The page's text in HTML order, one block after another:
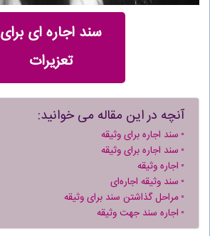
سند اجاره ای برای
تعزیرات
آنچه در این مقاله می خوانید:
سند اجاره برای وثیقه
سند اجاره برای وثیقه
اجاره وثیقه
سند وثیقه اجاره‌ای
مراحل گذاشتن سند برای وثیقه
اجاره سند جهت وثیقه